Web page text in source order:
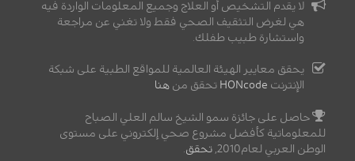
لا يقدم التشخيص أو العلاج وجميع المعلومات الواردة فيه
هي لغرض التثقيف الصحي فقط ولا تغني عن مراجعة
واستشارة طبيب طفلك.
يحقق معايير الهيئة العالمية للمواقع الطبية على شبكة
الإنترنت HONcode تحقق من هنا
حاصل على جائزة سمو الشيخ سالم العلي الصباح
للمعلوماتية كأفضل مشروع صحي إلكتروني على مستوى
الوطن العربي لعام2010,
تحقق